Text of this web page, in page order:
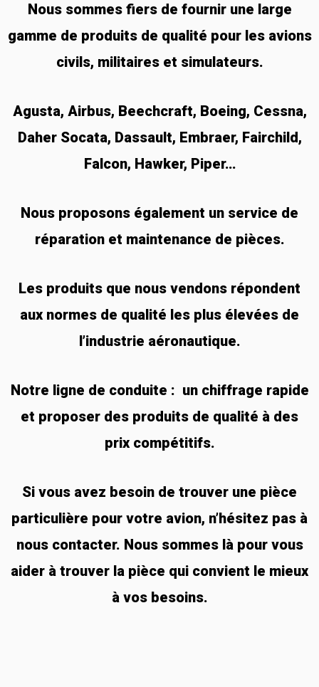
Nous sommes fiers de fournir une large
gamme de produits de qualité pour les avions
civils, militaires et simulateurs.
Agusta, Airbus, Beechcraft, Boeing, Cessna,
Daher Socata, Dassault, Embraer, Fairchild,
Falcon, Hawker, Piper…
Nous proposons également un service de
réparation et maintenance de pièces.
Les produits que nous vendons répondent
aux normes de qualité les plus élevées de
l’industrie aéronautique.
Notre ligne de conduite : un chiffrage rapide
et proposer des produits de qualité à des
prix compétitifs.
Si vous avez besoin de trouver une pièce
particulière pour votre avion, n’hésitez pas à
nous contacter. Nous sommes là pour vous
aider à trouver la pièce qui convient le mieux
à vos besoins.